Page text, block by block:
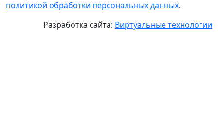
политикой обработки персональных данных.
Разработка сайта: Виртуальные технологии